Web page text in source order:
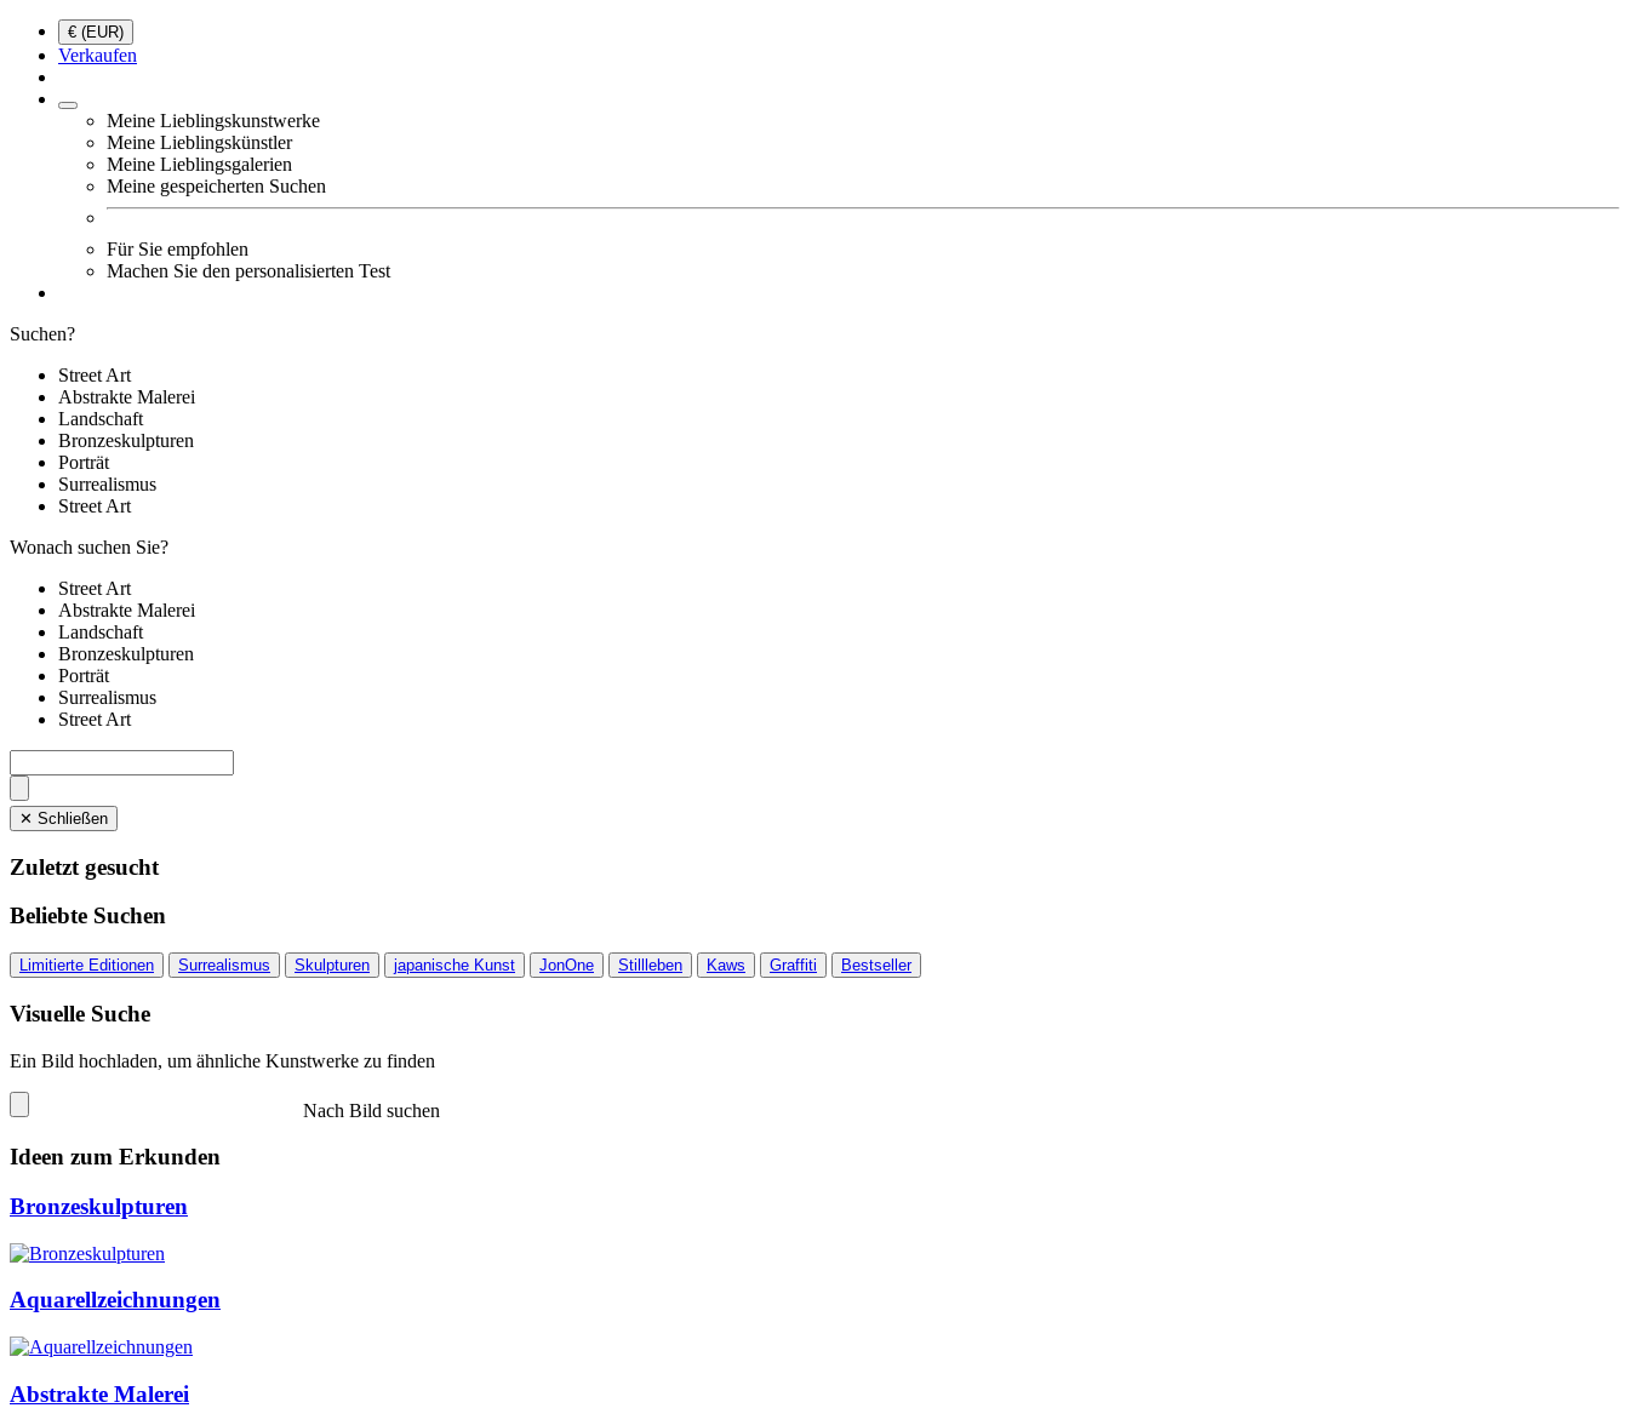
€ (EUR)
Verkaufen
Meine Lieblingskunstwerke
Meine Lieblingskünstler
Meine Lieblingsgalerien
Meine gespeicherten Suchen
Für Sie empfohlen
Machen Sie den personalisierten Test
Suchen?
Street Art
Abstrakte Malerei
Landschaft
Bronzeskulpturen
Porträt
Surrealismus
Street Art
Wonach suchen Sie?
Street Art
Abstrakte Malerei
Landschaft
Bronzeskulpturen
Porträt
Surrealismus
Street Art
✕ Schließen
Zuletzt gesucht
Beliebte Suchen
Limitierte Editionen Surrealismus Skulpturen japanische Kunst JonOne Stillleben Kaws Graffiti Bestseller
Visuelle Suche
Ein Bild hochladen, um ähnliche Kunstwerke zu finden
Nach Bild suchen
Ideen zum Erkunden
Bronzeskulpturen
Aquarellzeichnungen
Abstrakte Malerei